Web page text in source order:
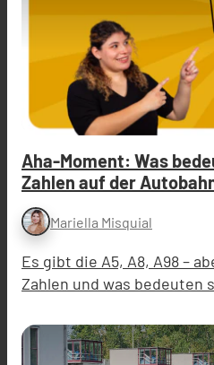
Aha-Moment: Was
Zahlen auf der
Mariella Misquial
Es gibt die A5, A8, A98 –
Zahlen und was bedeuten